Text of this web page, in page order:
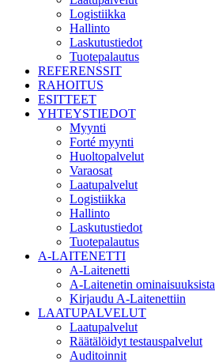
Logistiikka
Hallinto
Laskutustiedot
Tuotepalautus
REFERENSSIT
RAHOITUS
ESITTEET
YHTEYSTIEDOT
Myynti
Forté myynti
Huoltopalvelut
Varaosat
Laatupalvelut
Logistiikka
Hallinto
Laskutustiedot
Tuotepalautus
A-LAITENETTI
A-Laitenetti
A-Laitenetin ominaisuuksista
Kirjaudu A-Laitenettiin
LAATUPALVELUT
Laatupalvelut
Räätälöidyt testauspalvelut
Auditoinnit